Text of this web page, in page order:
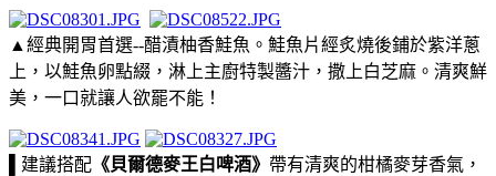
▲經典開胃首選--醋漬柚香鮭魚。鮭魚片經炙燒後鋪於紫洋蔥
上，以鮭魚卵點綴，淋上主廚特製醬汁，撒上白芝麻。清爽鮮
美，一口就讓人欲罷不能！
▌建議搭配 《貝爾德麥王白啤酒》 帶有清爽的柑橘麥芽香氣，